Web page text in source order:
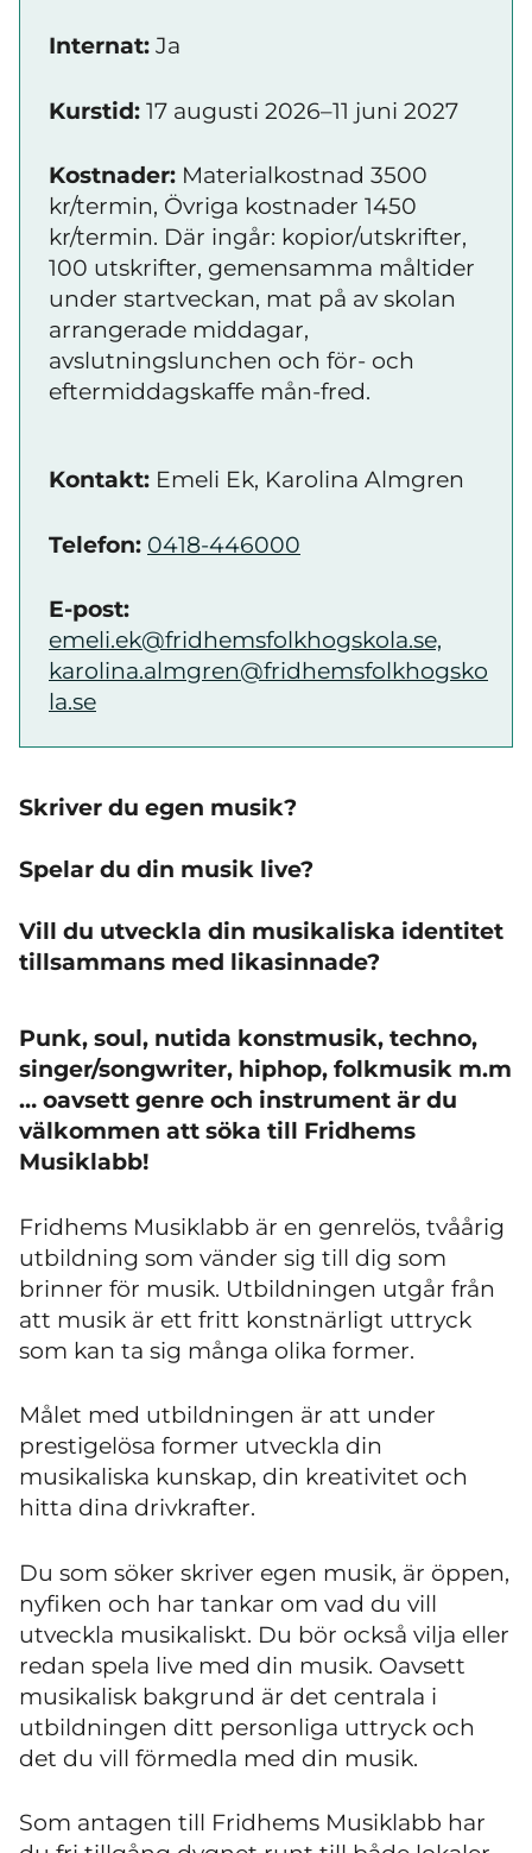
Internat: Ja
Kurstid: 17 augusti 2026–11 juni 2027
Kostnader: Materialkostnad 3500
kr/termin, Övriga kostnader 1450
kr/termin. Där ingår: kopior/utskrifter,
100 utskrifter, gemensamma måltider
under startveckan, mat på av skolan
arrangerade middagar,
avslutningslunchen och för- och
eftermiddagskaffe mån-fred.
Kontakt: Emeli Ek, Karolina Almgren
Telefon: 0418-446000
E-post:
emeli.ek@fridhemsfolkhogskola.se,
karolina.almgren@fridhemsfolkhogsko
la.se
Skriver du egen musik?
Spelar du din musik live?
Vill du utveckla din musikaliska identitet
tillsammans med likasinnade?
Punk, soul, nutida konstmusik, techno,
singer/songwriter, hiphop, folkmusik m.m
… oavsett genre och instrument är du
välkommen att söka till Fridhems
Musiklabb!
Fridhems Musiklabb är en genrelös, tvåårig
utbildning som vänder sig till dig som
brinner för musik. Utbildningen utgår från
att musik är ett fritt konstnärligt uttryck
som kan ta sig många olika former.
Målet med utbildningen är att under
prestigelösa former utveckla din
musikaliska kunskap, din kreativitet och
hitta dina drivkrafter.
Du som söker skriver egen musik, är öppen,
nyfiken och har tankar om vad du vill
utveckla musikaliskt. Du bör också vilja eller
redan spela live med din musik. Oavsett
musikalisk bakgrund är det centrala i
utbildningen ditt personliga uttryck och
det du vill förmedla med din musik.
Som antagen till Fridhems Musiklabb har